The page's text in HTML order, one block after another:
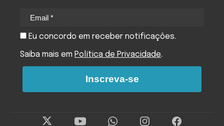
Eu concordo em receber notificações.
Saiba mais em Política de Privacidade.
Inscreva-se